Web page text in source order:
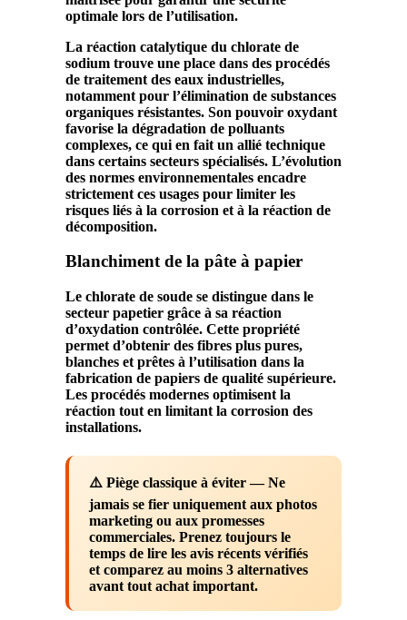
optimale lors de l’utilisation.
La réaction catalytique du chlorate de
sodium trouve une place dans des procédés
de traitement des eaux industrielles,
notamment pour l’élimination de substances
organiques résistantes. Son pouvoir oxydant
favorise la dégradation de polluants
complexes, ce qui en fait un allié technique
dans certains secteurs spécialisés. L’évolution
des normes environnementales encadre
strictement ces usages pour limiter les
risques liés à la corrosion et à la réaction de
décomposition.
Blanchiment de la pâte à papier
Le chlorate de soude se distingue dans le
secteur papetier grâce à sa réaction
d’oxydation contrôlée. Cette propriété
permet d’obtenir des fibres plus pures,
blanches et prêtes à l’utilisation dans la
fabrication de papiers de qualité supérieure.
Les procédés modernes optimisent la
réaction tout en limitant la corrosion des
installations.
⚠️ Piège classique à éviter— Ne
jamais se fier uniquement aux photos
marketing ou aux promesses
commerciales. Prenez toujours le
temps de lire les avis récents vérifiés
et comparez au moins 3 alternatives
avant tout achat important.